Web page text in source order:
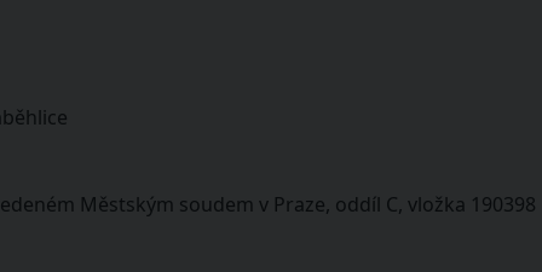
Městským soudem v Praze, oddíl C, vložka 190398